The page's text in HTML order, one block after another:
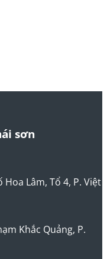
sơn
Lâm, Tổ 4, P. Việt
Khắc Quảng, P.